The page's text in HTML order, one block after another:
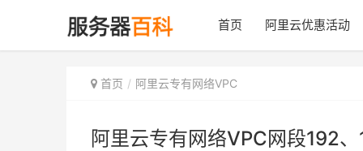
首页 阿里云优惠活动
首页 阿里云专有网络VPC
阿里云专有网络VPC网段192